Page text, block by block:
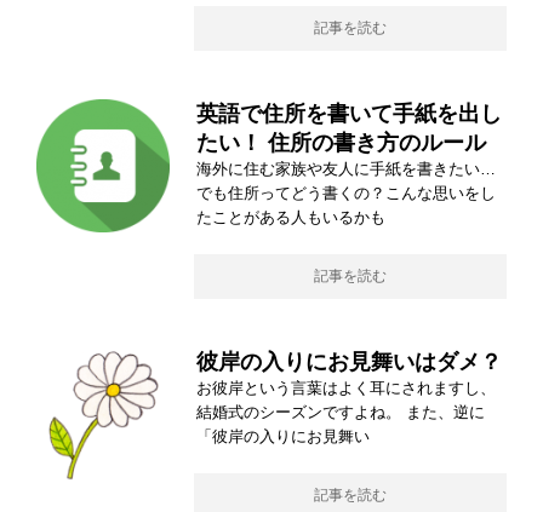
記事を読む
英語で住所を書いて手紙を出し
たい！ 住所の書き方のルール
海外に住む家族や友人に手紙を書きたい…
でも住所ってどう書くの？こんな思いをし
たことがある人もいるかも
記事を読む
彼岸の入りにお見舞いはダメ？
お彼岸という言葉はよく耳にされますし、
結婚式のシーズンですよね。 また、逆に
「彼岸の入りにお見舞い
記事を読む